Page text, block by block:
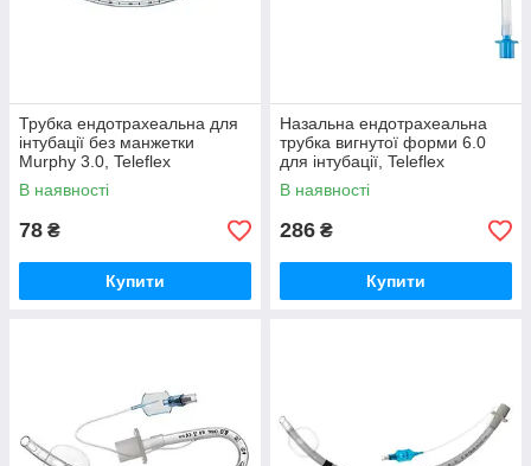
Трубка ендотрахеальна для
інтубації без манжетки
Murphy 3.0, Teleflex
В наявності
78 ₴
Купити
Назальна ендотрахеальна
трубка вигнутої форми 6.0
для інтубації, Teleflex
В наявності
286 ₴
Купити